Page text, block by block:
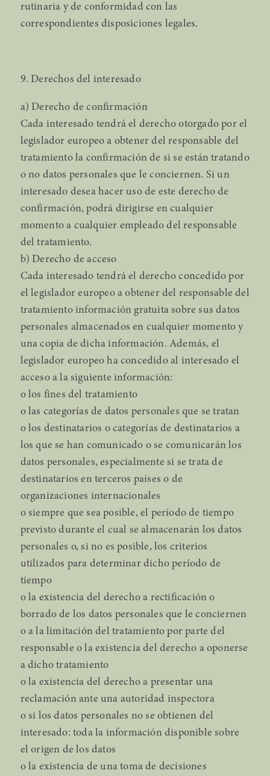
rutinaria y de conformidad con las
correspondientes disposiciones legales.
9. Derechos del interesado
a) Derecho de confirmación
Cada interesado tendrá el derecho otorgado por el
legislador europeo a obtener del responsable del
tratamiento la confirmación de si se están tratando
o no datos personales que le conciernen. Si un
interesado desea hacer uso de este derecho de
confirmación, podrá dirigirse en cualquier
momento a cualquier empleado del responsable
del tratamiento.
b) Derecho de acceso
Cada interesado tendrá el derecho concedido por
el legislador europeo a obtener del responsable del
tratamiento información gratuita sobre sus datos
personales almacenados en cualquier momento y
una copia de dicha información. Además, el
legislador europeo ha concedido al interesado el
acceso a la siguiente información:
o los fines del tratamiento
o las categorías de datos personales que se tratan
o los destinatarios o categorías de destinatarios a
los que se han comunicado o se comunicarán los
datos personales, especialmente si se trata de
destinatarios en terceros países o de
organizaciones internacionales
o siempre que sea posible, el período de tiempo
previsto durante el cual se almacenarán los datos
personales o, si no es posible, los criterios
utilizados para determinar dicho período de
tiempo
o la existencia del derecho a rectificación o
borrado de los datos personales que le conciernen
o a la limitación del tratamiento por parte del
responsable o la existencia del derecho a oponerse
a dicho tratamiento
o la existencia del derecho a presentar una
reclamación ante una autoridad inspectora
o si los datos personales no se obtienen del
interesado: toda la información disponible sobre
el origen de los datos
o la existencia de una toma de decisiones